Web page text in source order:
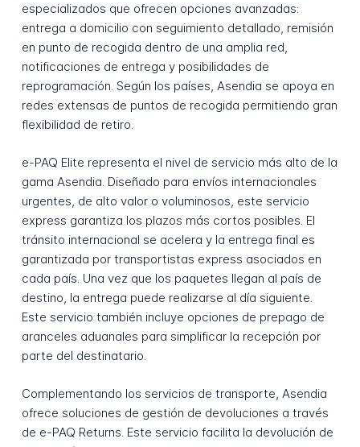
especializados que ofrecen opciones avanzadas:
entrega a domicilio con seguimiento detallado, remisión
en punto de recogida dentro de una amplia red,
notificaciones de entrega y posibilidades de
reprogramación. Según los países, Asendia se apoya en
redes extensas de puntos de recogida permitiendo gran
flexibilidad de retiro.
e-PAQ Elite representa el nivel de servicio más alto de la
gama Asendia. Diseñado para envíos internacionales
urgentes, de alto valor o voluminosos, este servicio
express garantiza los plazos más cortos posibles. El
tránsito internacional se acelera y la entrega final es
garantizada por transportistas express asociados en
cada país. Una vez que los paquetes llegan al país de
destino, la entrega puede realizarse al día siguiente.
Este servicio también incluye opciones de prepago de
aranceles aduanales para simplificar la recepción por
parte del destinatario.
Complementando los servicios de transporte, Asendia
ofrece soluciones de gestión de devoluciones a través
de e-PAQ Returns. Este servicio facilita la devolución de